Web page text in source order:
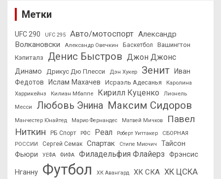
Метки
UFC 290 UFC 295 Авто/мотоспорт Александр
Волкановски
Александр Овечкин Баскетбол
Вашингтон
Кэпиталз
Денис Быстров Джон Джонс
Динамо Дрикус Дю Плесси Дэн Хукер Зенит
Иван
Федотов
Ислам Махачев Исраэль Адесанья
Каролина
Харрикейнз
Килиан Мбаппе Кирилл Куценко
Лионель
Месси
Любовь Энина Максим Сидоров
Манчестер Юнайтед Марио Фернандес Матвей Мичков
Павел
Ниткин
РБ Спорт РФС Реал Роберт Уиттакер
СБОРНАЯ
РОССИИ
Сергей Семак Спартак Стипе Миочич
Тайсон
Фьюри
УЕФА ФИФА Филадельфия Флайерз Фрэнсис
Нганну Футбол ХК Авангард ХК СКА ХК ЦСКА